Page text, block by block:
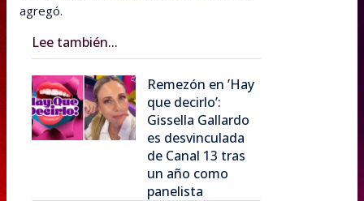
agregó.
Lee también...
Remezón en ’Hay
que decirlo’:
Gissella Gallardo
es desvinculada
de Canal 13 tras
un año como
panelista